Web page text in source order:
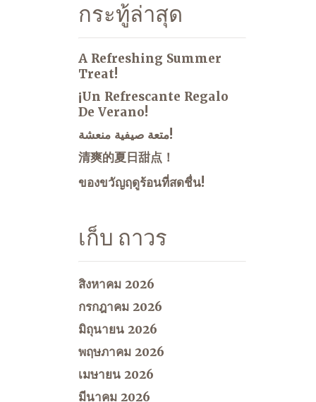
กระทู้ล่าสุด
A Refreshing Summer
Treat!
¡Un Refrescante Regalo
De Verano!
متعة صيفية منعشة!
清爽的夏日甜点！
ของขวัญฤดูร้อนที่สดชื่น!
เก็บ ถาวร
สิงหาคม 2026
กรกฎาคม 2026
มิถุนายน 2026
พฤษภาคม 2026
เมษายน 2026
มีนาคม 2026